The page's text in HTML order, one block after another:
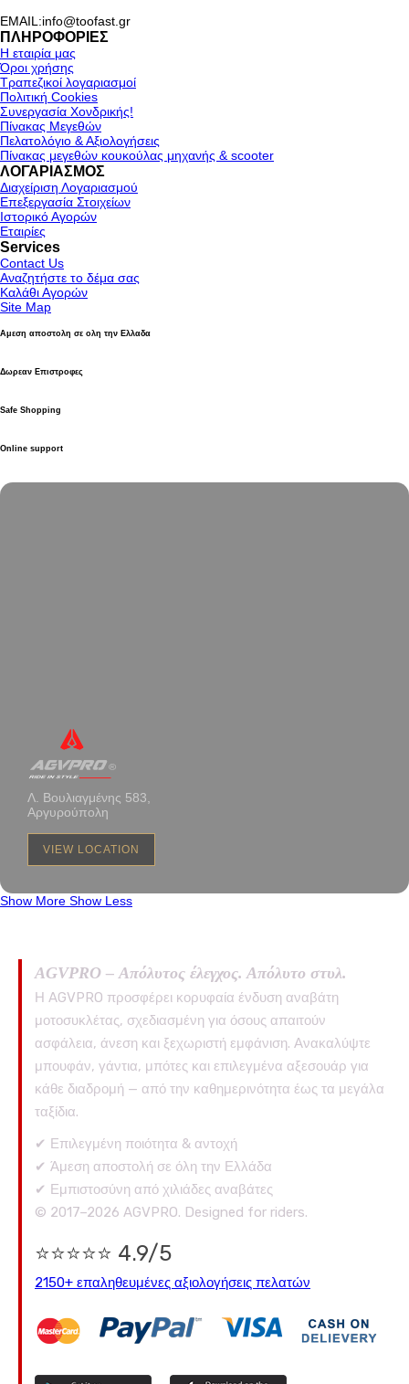
EMAIL:info@toofast.gr
ΠΛΗΡΟΦΟΡΙΕΣ
Η εταιρία μας
Όροι χρήσης
Τραπεζικοί λογαριασμοί
Πολιτική Cookies
Συνεργασία Χονδρικής!
Πίνακας Μεγεθών
Πελατολόγιο & Αξιολογήσεις
Πίνακας μεγεθών κουκούλας μηχανής & scooter
ΛΟΓΑΡΙΑΣΜΟΣ
Διαχείριση Λογαριασμού
Επεξεργασία Στοιχείων
Ιστορικό Αγορών
Εταιρίες
Services
Contact Us
Αναζητήστε το δέμα σας
Καλάθι Αγορών
Site Map
Αμεση αποστολη σε ολη την Ελλαδα
Δωρεαν Επιστροφες
Safe Shopping
Online support
Λ. Βουλιαγμένης 583,
Αργυρούπολη
VIEW LOCATION
Show More Show Less
AGVPRO – Απόλυτος έλεγχος. Απόλυτο στυλ.
Η AGVPRO προσφέρει κορυφαία ένδυση αναβάτη
μοτοσυκλέτας, σχεδιασμένη για όσους απαιτούν
ασφάλεια, άνεση και ξεχωριστή εμφάνιση. Ανακαλύψτε
μπουφάν, γάντια, μπότες και επιλεγμένα αξεσουάρ για
κάθε διαδρομή — από την καθημερινότητα έως τα μεγάλα
ταξίδια.
✔ Επιλεγμένη ποιότητα & αντοχή
✔ Άμεση αποστολή σε όλη την Ελλάδα
✔ Εμπιστοσύνη από χιλιάδες αναβάτες
© 2017–2026 AGVPRO. Designed for riders.
⭐⭐⭐⭐⭐ 4.9/5
2150+ επαληθευμένες αξιολογήσεις πελατών